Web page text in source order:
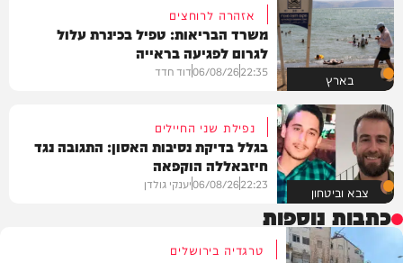
בארץ
אזהרה לרוחצים
משרד הבריאות: טפיל בכינרת עלול
לגרום לפגיעה בראייה
22:35
06/08/26דוד חדד
צבא וביטחון
נפילת שני החיילים
בגלל בדיקת נסיבות האסון: התגובה נגד
חיזבאללה הוקפאה
22:23
06/08/26יענקי גולדן
כתבות נוספות
טרגדיה בירושלים